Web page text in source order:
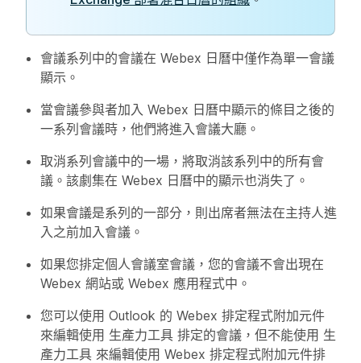
會議系列中的會議在 Webex 日曆中僅作為單一會議
顯示。
當會議參與者加入 Webex 日曆中顯示的條目之後的
一系列會議時，他們將進入會議大廳。
取消系列會議中的一場，將取消該系列中的所有會
議。該劇集在 Webex 日曆中的顯示也消失了。
如果會議是系列的一部分，則出席者無法在主持人進
入之前加入會議。
如果您排定個人會議室會議，您的會議不會出現在
Webex 網站或 Webex 應用程式中。
您可以使用 Outlook 的 Webex 排定程式附加元件
來編輯使用 生產力工具 排定的會議，但不能使用 生
產力工具 來編輯使用 Webex 排定程式附加元件排